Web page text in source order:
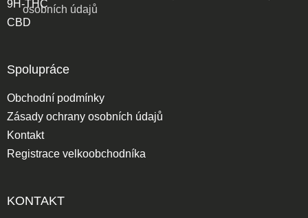
osobních údajů
9H-THC
CBD
Spolupráce
Obchodní podmínky
Zásady ochrany osobních údajů
Kontakt
Registrace velkoobchodníka
KONTAKT